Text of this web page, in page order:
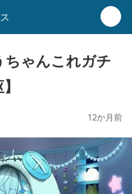
ちゃんこれガチ
12か月前